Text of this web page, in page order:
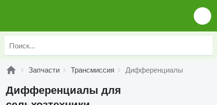
Запчасти Трансмиссия Дифференциалы
Дифференциалы для